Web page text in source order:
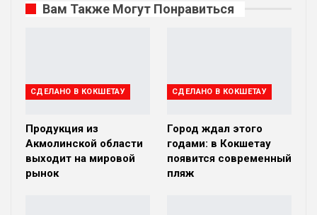
Вам Также Могут Понравиться
СДЕЛАНО В КОКШЕТАУ
Продукция из
Акмолинской области
выходит на мировой
рынок
СДЕЛАНО В КОКШЕТАУ
Город ждал этого
годами: в Кокшетау
появится современный
пляж